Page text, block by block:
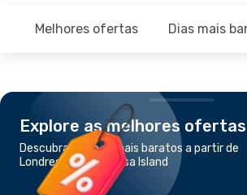
Melhores ofertas Dias mais
Explore as melhores ofertas
Descubra os voos mais baratos a partir de
Londres para Graciosa Island